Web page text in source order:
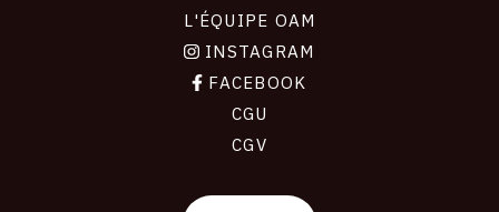
L'ÉQUIPE OAM
INSTAGRAM
FACEBOOK
CGU
CGV